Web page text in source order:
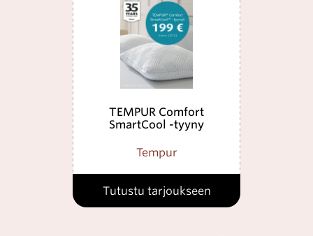
TEMPUR Comfort
SmartCool -tyyny
Tempur
Tutustu tarjoukseen